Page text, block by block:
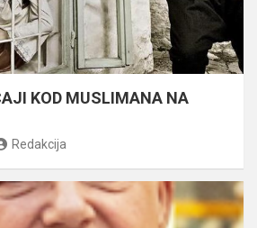
KOD MUSLIMANA NA
Redakcija